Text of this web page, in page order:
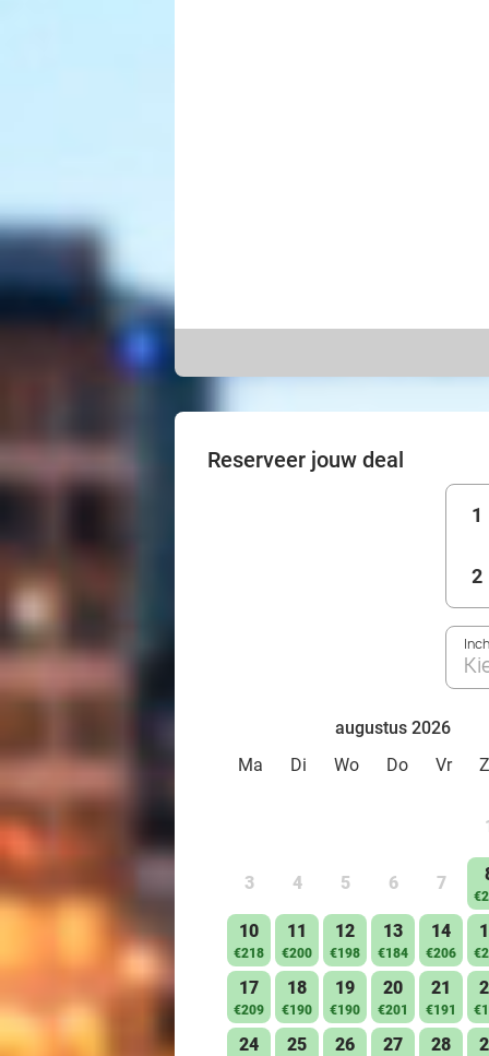
Reserveer jouw deal
1
2
augustus 2026
Ma
Di Wo Do Vr
3 4 5 6 7
10
€218
11
€200
12
€198
13
€184
14
€206
17
€209
18
€190
19
€190
20
€201
21
€191
24 25 26 27 28